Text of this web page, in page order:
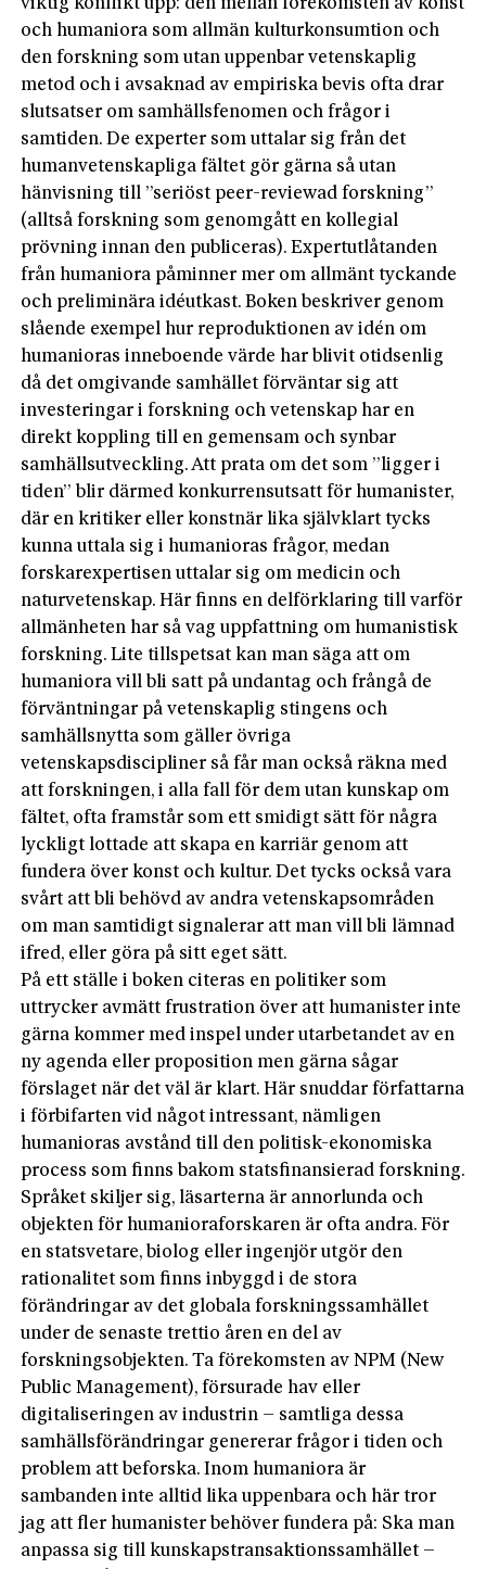
viktig konflikt upp: den mellan förekomsten av konst
och humaniora som allmän kulturkonsumtion och
den forskning som utan uppenbar vetenskaplig
metod och i avsaknad av empiriska bevis ofta drar
slutsatser om samhällsfenomen och frågor i
samtiden. De experter som uttalar sig från det
humanvetenskapliga fältet gör gärna så utan
hänvisning till ”seriöst peer-reviewad forskning”
(alltså forskning som genomgått en kollegial
prövning innan den publiceras). Expertutlåtanden
från humaniora påminner mer om allmänt tyckande
och preliminära idéutkast. Boken beskriver genom
slående exempel hur reproduktionen av idén om
humanioras inneboende värde har blivit otidsenlig
då det omgivande samhället förväntar sig att
investeringar i forskning och vetenskap har en
direkt koppling till en gemensam och synbar
samhällsutveckling. Att prata om det som ”ligger i
tiden” blir därmed konkurrensutsatt för humanister,
där en kritiker eller konstnär lika självklart tycks
kunna uttala sig i humanioras frågor, medan
forskarexpertisen uttalar sig om medicin och
naturvetenskap. Här finns en delförklaring till varför
allmänheten har så vag uppfattning om humanistisk
forskning. Lite tillspetsat kan man säga att om
humaniora vill bli satt på undantag och frångå de
förväntningar på vetenskaplig stingens och
samhällsnytta som gäller övriga
vetenskapsdiscipliner så får man också räkna med
att forskningen, i alla fall för dem utan kunskap om
fältet, ofta framstår som ett smidigt sätt för några
lyckligt lottade att skapa en karriär genom att
fundera över konst och kultur. Det tycks också vara
svårt att bli behövd av andra vetenskapsområden
om man samtidigt signalerar att man vill bli lämnad
ifred, eller göra på sitt eget sätt.
På ett ställe i boken citeras en politiker som
uttrycker avmätt frustration över att humanister inte
gärna kommer med inspel under utarbetandet av en
ny agenda eller proposition men gärna sågar
förslaget när det väl är klart. Här snuddar författarna
i förbifarten vid något intressant, nämligen
humanioras avstånd till den politisk-ekonomiska
process som finns bakom statsfinansierad forskning.
Språket skiljer sig, läsarterna är annorlunda och
objekten för humanioraforskaren är ofta andra. För
en statsvetare, biolog eller ingenjör utgör den
rationalitet som finns inbyggd i de stora
förändringar av det globala forskningssamhället
under de senaste trettio åren en del av
forskningsobjekten. Ta förekomsten av NPM (New
Public Management), försurade hav eller
digitaliseringen av industrin – samtliga dessa
samhällsförändringar genererar frågor i tiden och
problem att beforska. Inom humaniora är
sambanden inte alltid lika uppenbara och här tror
jag att fler humanister behöver fundera på: Ska man
anpassa sig till kunskapstransaktionssamhället –